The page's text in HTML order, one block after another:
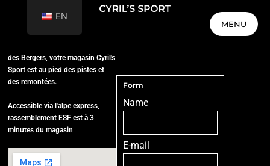
MENU
des Bergers, votre magasin Cyril's
Sport est au pied des pistes et
des remontées.
Accessible via l'alpe express,
rassemblement ESF est à 3
minutes du magasin
Form
Name
E-mail
EN